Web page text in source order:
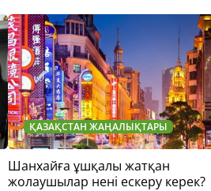
ҚАЗАҚСТАН ЖАҢАЛЫҚТАРЫ
Шанхайға ұшқалы жатқан
жолаушылар нені ескеру керек?